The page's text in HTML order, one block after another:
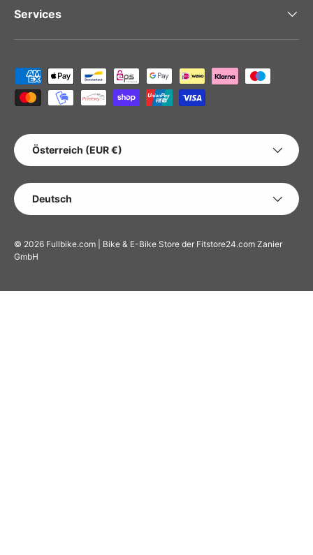
Services
Zahlungsmethoden
LAND/REGION
Österreich (EUR €)
SPRACHE
Deutsch
© 2026 Fullbike.com | Bike & E-Bike Store der Fitstore24.com Zanier
GmbH